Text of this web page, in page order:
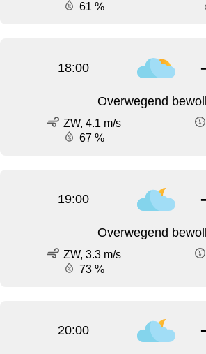
61 %
18:00
Overwegend
ZW, 4.1 m/s
67 %
19:00
Overwegend
ZW, 3.3 m/s
73 %
20:00